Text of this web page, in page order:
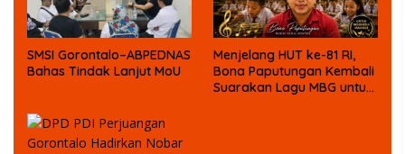
SMSI Gorontalo–ABPEDNAS
Bahas Tindak Lanjut MoU
Menjelang HUT ke-81 RI,
Bona Paputungan Kembali
Suarakan Lagu MBG untuk